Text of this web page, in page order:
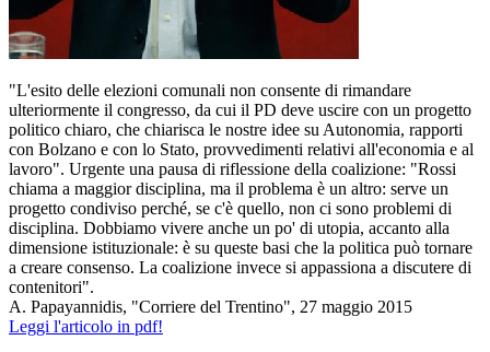
"L'esito delle elezioni comunali non consente di rimandare
ulteriormente il congresso, da cui il PD deve uscire con un progetto
politico chiaro, che chiarisca le nostre idee su Autonomia, rapporti
con Bolzano e con lo Stato, provvedimenti relativi all'economia e al
lavoro". Urgente una pausa di riflessione della coalizione: "Rossi
chiama a maggior disciplina, ma il problema è un altro: serve un
progetto condiviso perché, se c'è quello, non ci sono problemi di
disciplina. Dobbiamo vivere anche un po' di utopia, accanto alla
dimensione istituzionale: è su queste basi che la politica può tornare
a creare consenso. La coalizione invece si appassiona a discutere di
contenitori".
A. Papayannidis, "Corriere del Trentino", 27 maggio 2015
Leggi l'articolo in pdf!